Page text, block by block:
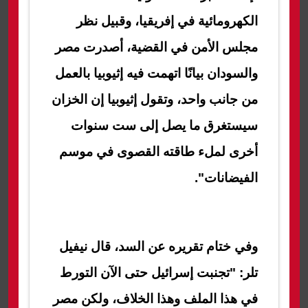
الكهرومائية في إفريقيا، وقبيل نظر
مجلس الأمن في القضية، أصدرت مصر
والسودان بيانًا اتهمت فيه إثيوبيا بالعمل
من جانب واحد، وتقول إثيوبيا إن الخزان
سيستغرق ما يصل إلى ست سنوات
أخرى لملء طاقته القصوى في موسم
الفيضانات".
وفي ختام تقريره عن السد، قال نيفيل
تلر: "تجنبت إسرائيل حتى الآن التورط
في هذا الملف وهذا الخلاف، ولكن مصر